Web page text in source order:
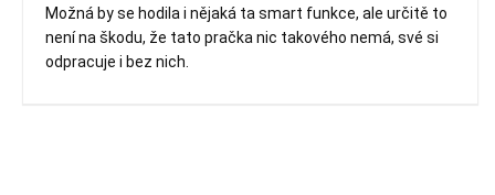
Možná by se hodila i nějaká ta smart funkce, ale určitě to
není na škodu, že tato pračka nic takového nemá, své si
odpracuje i bez nich.